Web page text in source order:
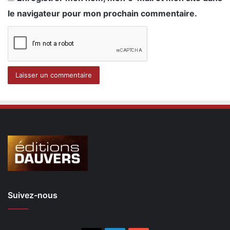
le navigateur pour mon prochain commentaire.
Suivez-nous